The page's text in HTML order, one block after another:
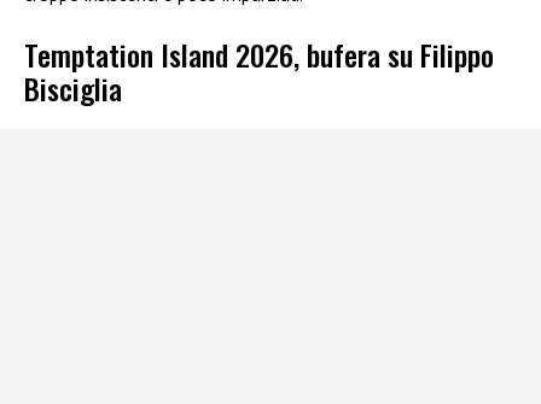
Temptation Island 2026, bufera su Filippo
Bisciglia